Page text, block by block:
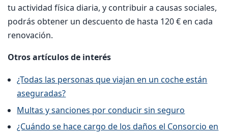
tu actividad física diaria, y contribuir a causas sociales,
podrás obtener un descuento de hasta 120 € en cada
renovación.
Otros artículos de interés
¿Todas las personas que viajan en un coche están
aseguradas?
Multas y sanciones por conducir sin seguro
¿Cuándo se hace cargo de los daños el Consorcio en